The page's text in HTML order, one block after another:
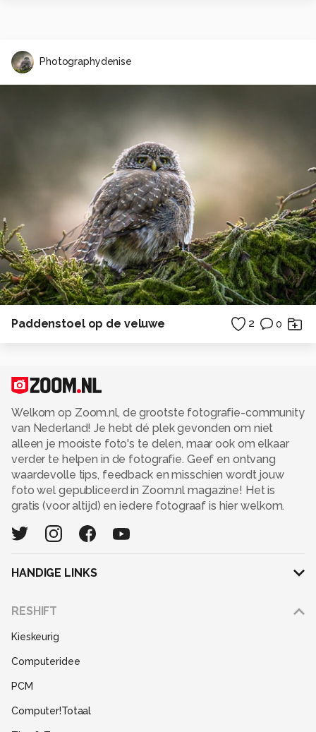
Photographydenise
Paddenstoel op de veluwe 2 0
Welkom op Zoom.nl, de grootste fotografie-community
van Nederland! Je hebt dé plek gevonden om niet
alleen je mooiste foto's te delen, maar ook om elkaar
verder te helpen in de fotografie. Geef en ontvang
waardevolle tips, feedback en misschien wordt jouw
foto wel gepubliceerd in Zoom.nl magazine! Het is
gratis (voor altijd) en iedere fotograaf is hier welkom.
HANDIGE LINKS
RESHIFT
Kieskeurig
Computeridee
PCM
Computer!Totaal